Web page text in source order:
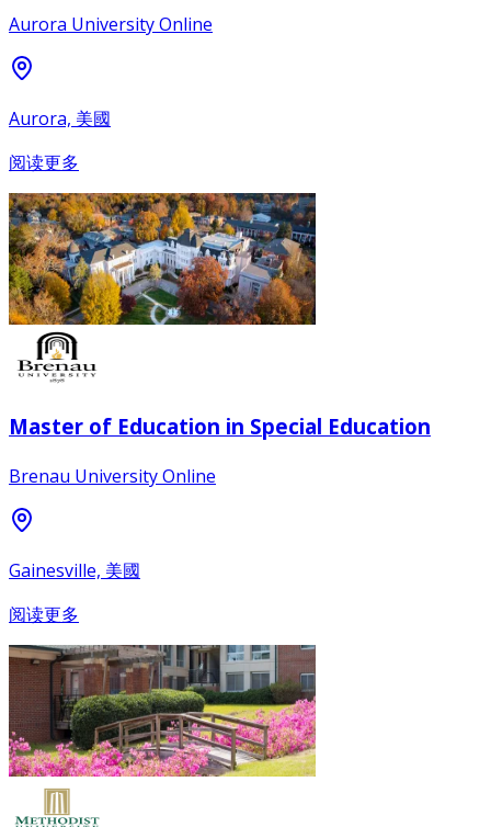
Aurora University Online
Aurora, 美國
阅读更多
Master of Education in Special Education
Brenau University Online
Gainesville, 美國
阅读更多